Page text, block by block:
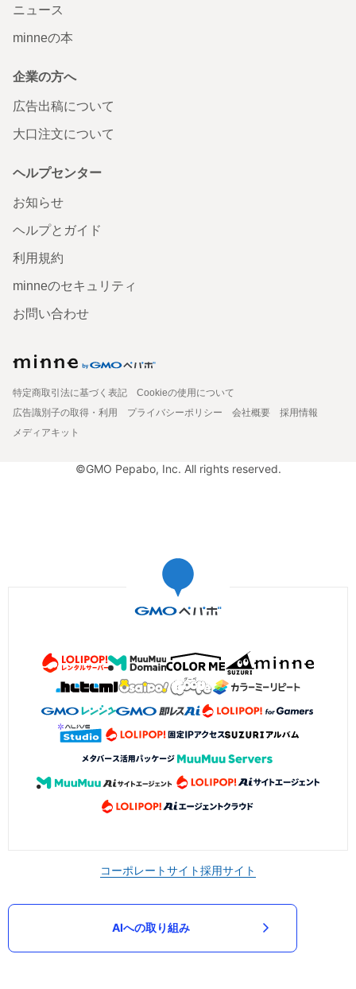
ニュース
minneの本
企業の方へ
広告出稿について
大口注文について
ヘルプセンター
お知らせ
ヘルプとガイド
利用規約
minneのセキュリティ
お問い合わせ
特定商取引法に基づく表記
Cookieの使用について
広告識別子の取得・利用
プライバシーポリシー 会社概要
採用情報
メディアキット
©GMO Pepabo, Inc. All rights reserved.
コーポレートサイト採用サイト
AIへの取り組み